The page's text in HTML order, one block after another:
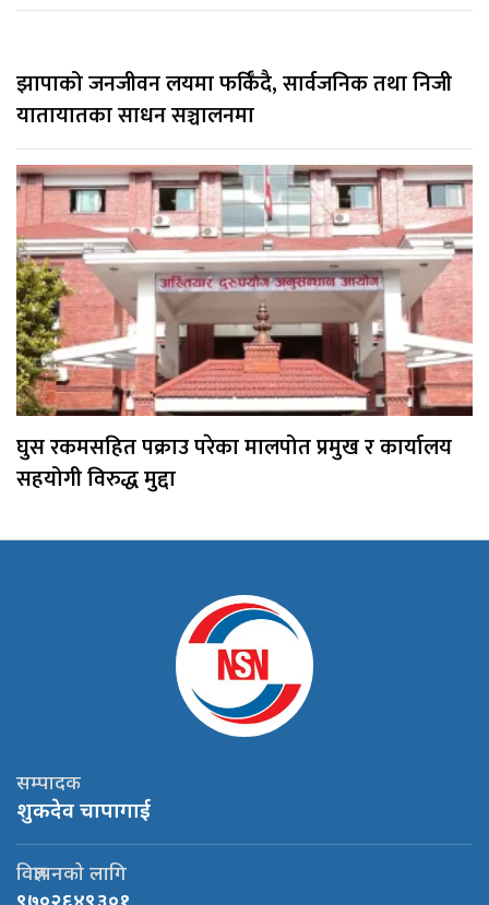
झापाको जनजीवन लयमा फर्किँदै, सार्वजनिक तथा निजी
यातायातका साधन सञ्चालनमा
घुस रकमसहित पक्राउ परेका मालपोत प्रमुख र कार्यालय
सहयोगी विरुद्ध मुद्दा
सम्पादक
शुकदेव चापागाई
विज्ञापनको लागि